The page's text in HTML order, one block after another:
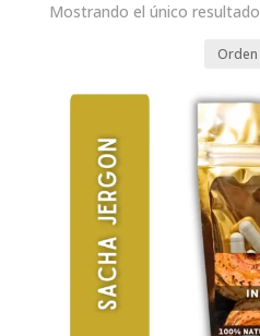
Mostrando el único resultado